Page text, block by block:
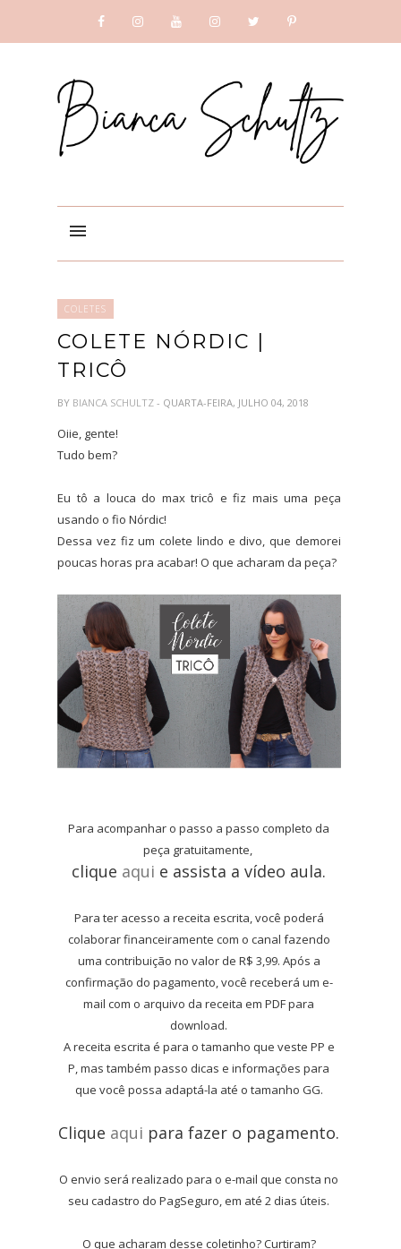
COLETES
COLETE NÓRDIC |
TRICÔ
BY BIANCA SCHULTZ - QUARTA-FEIRA, JULHO 04, 2018
Oiie, gente!
Tudo bem?
Eu tô a louca do max tricô e fiz mais uma peça
usando o fio Nórdic!
Dessa vez fiz um colete lindo e divo, que demorei
poucas horas pra acabar! O que acharam da peça?
Para acompanhar o passo a passo completo da
peça gratuitamente,
clique aqui e assista a vídeo aula.
Para ter acesso a receita escrita, você poderá
colaborar financeiramente com o canal fazendo
uma contribuição no valor de R$ 3,99. Após a
confirmação do pagamento, você receberá um e-
mail com o arquivo da receita em PDF para
download.
A receita escrita é para o tamanho que veste PP e
P, mas também passo dicas e informações para
que você possa adaptá-la até o tamanho GG.
Clique aqui para fazer o pagamento.
O envio será realizado para o e-mail que consta no
seu cadastro do PagSeguro, em até 2 dias úteis.
O que acharam desse coletinho? Curtiram?